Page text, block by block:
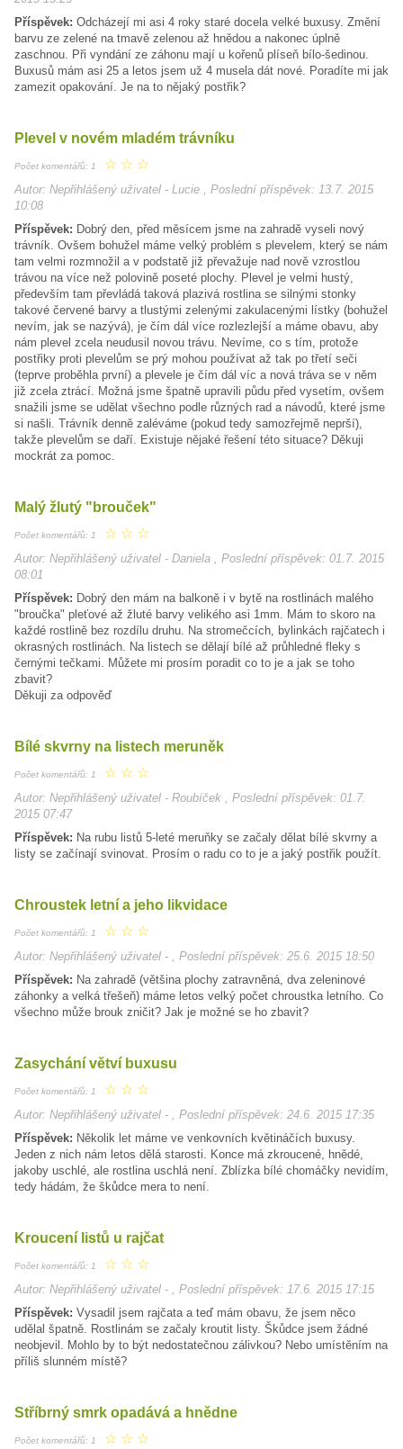
Příspěvek: Odcházejí mi asi 4 roky staré docela velké buxusy. Změní
barvu ze zelené na tmavě zelenou až hnědou a nakonec úplně
zaschnou. Při vyndání ze záhonu mají u kořenů plíseň bílo-šedinou.
Buxusů mám asi 25 a letos jsem už 4 musela dát nové. Poradíte mi jak
zamezit opakování. Je na to nějaký postřik?
Plevel v novém mladém trávníku
Počet komentářů: 1 ☆ ☆ ☆
Autor: Nepřihlášený uživatel - Lucie , Poslední příspěvek: 13.7. 2015
10:08
Příspěvek: Dobrý den, před měsícem jsme na zahradě vyseli nový
trávník. Ovšem bohužel máme velký problém s plevelem, který se nám
tam velmi rozmnožil a v podstatě již převažuje nad nově vzrostlou
trávou na více než polovině poseté plochy. Plevel je velmi hustý,
především tam převládá taková plazivá rostlina se silnými stonky
takové červené barvy a tlustými zelenými zakulacenými lístky (bohužel
nevím, jak se nazývá), je čím dál více rozlezlejší a máme obavu, aby
nám plevel zcela neudusil novou trávu. Nevíme, co s tím, protože
postřiky proti plevelům se prý mohou používat až tak po třetí seči
(teprve proběhla první) a plevele je čím dál víc a nová tráva se v něm
již zcela ztrácí. Možná jsme špatně upravili půdu před vysetím, ovšem
snažili jsme se udělat všechno podle různých rad a návodů, které jsme
si našli. Trávník denně zaléváme (pokud tedy samozřejmě neprší),
takže plevelům se daří. Existuje nějaké řešení této situace? Děkuji
mockrát za pomoc.
Malý žlutý "brouček"
Počet komentářů: 1 ☆ ☆ ☆
Autor: Nepřihlášený uživatel - Daniela , Poslední příspěvek: 01.7. 2015
08:01
Příspěvek: Dobrý den mám na balkoně i v bytě na rostlinách malého
"broučka" pleťové až žluté barvy velikého asi 1mm. Mám to skoro na
každé rostlině bez rozdílu druhu. Na stromečcích, bylinkách rajčatech i
okrasných rostlinách. Na listech se dělají bílé až průhledné fleky s
černými tečkami. Můžete mi prosím poradit co to je a jak se toho
zbavit?
Děkuji za odpověď
Bílé skvrny na listech meruněk
Počet komentářů: 1 ☆ ☆ ☆
Autor: Nepřihlášený uživatel - Roubíček , Poslední příspěvek: 01.7.
2015 07:47
Příspěvek: Na rubu listů 5-leté meruňky se začaly dělat bílé skvrny a
listy se začínají svinovat. Prosím o radu co to je a jaký postřik použít.
Chroustek letní a jeho likvidace
Počet komentářů: 1 ☆ ☆ ☆
Autor: Nepřihlášený uživatel - , Poslední příspěvek: 25.6. 2015 18:50
Příspěvek: Na zahradě (většina plochy zatravněná, dva zeleninové
záhonky a velká třešeň) máme letos velký počet chroustka letního. Co
všechno může brouk zničit? Jak je možné se ho zbavit?
Zasychání větví buxusu
Počet komentářů: 1 ☆ ☆ ☆
Autor: Nepřihlášený uživatel - , Poslední příspěvek: 24.6. 2015 17:35
Příspěvek: Několik let máme ve venkovních květináčích buxusy.
Jeden z nich nám letos dělá starosti. Konce má zkroucené, hnědé,
jakoby uschlé, ale rostlina uschlá není. Zblízka bílé chomáčky nevidím,
tedy hádám, že škůdce mera to není.
Kroucení listů u rajčat
Počet komentářů: 1 ☆ ☆ ☆
Autor: Nepřihlášený uživatel - , Poslední příspěvek: 17.6. 2015 17:15
Příspěvek: Vysadil jsem rajčata a teď mám obavu, že jsem něco
udělal špatně. Rostlinám se začaly kroutit listy. Škůdce jsem žádné
neobjevil. Mohlo by to být nedostatečnou zálivkou? Nebo umístěním na
příliš slunném místě?
Stříbrný smrk opadává a hnědne
Počet komentářů: 1 ☆ ☆ ☆